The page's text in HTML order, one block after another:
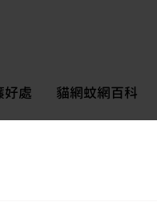
好處 貓網蚊網百科